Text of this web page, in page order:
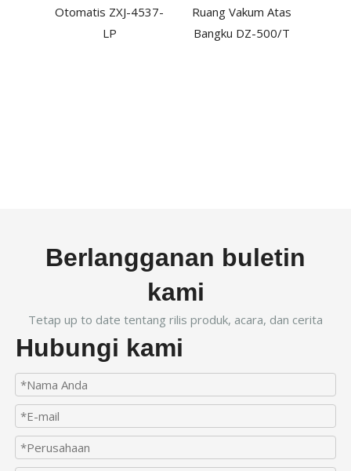
Otomatis ZXJ-4537-
LP
Ruang Vakum Atas
Bangku DZ-500/T
Berlangganan buletin
kami
Tetap up to date tentang rilis produk, acara, dan cerita
Hubungi kami